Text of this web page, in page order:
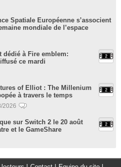
Spatiale Européenne s’associent
mondiale de l’espace
dédié à Fire emblem:
ce mardi
of Elliot : The Millenium
à travers le temps
2026
sur Switch 2 le 20 août
et le GameShare